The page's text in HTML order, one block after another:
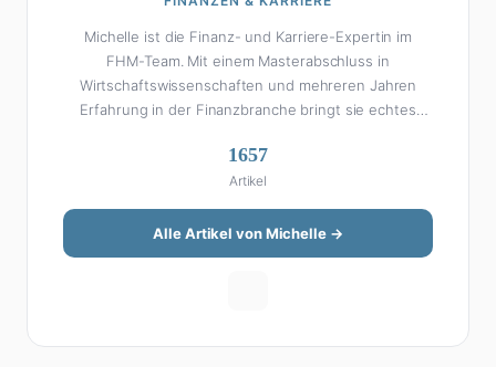
Michelle ist die Finanz- und Karriere-Expertin im
FHM-Team. Mit einem Masterabschluss in
Wirtschaftswissenschaften und mehreren Jahren
Erfahrung in der Finanzbranche bringt sie echtes
Michelle klingt Altersvorsorge nicht wie eine
Steuererklärung. Ihre Stärke liegt darin, komplexe
Finanzthemen so aufzubereiten, dass sie jeder
versteht – ohne Fachchinesisch, dafür mit konkreten
Tipps zum Umsetzen. Von ETF-Strategien über
1657
Artikel
Alle Artikel von Michelle →